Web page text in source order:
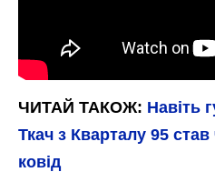
ЧИТАЙ ТАКОЖ: Навіть
Ткач з Кварталу 95
ковід